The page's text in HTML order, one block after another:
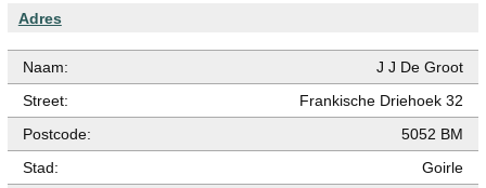
Adres
Naam:
J J De Groot
Street:
Frankische Driehoek 32
Postcode:
5052 BM
Stad:
Goirle